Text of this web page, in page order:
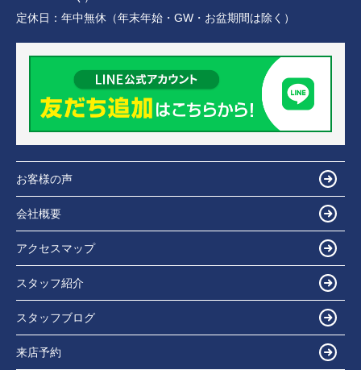
定休日： 年中無休（年末年始・GW・お盆期間は除く）
お客様の声
会社概要
アクセスマップ
スタッフ紹介
スタッフブログ
来店予約